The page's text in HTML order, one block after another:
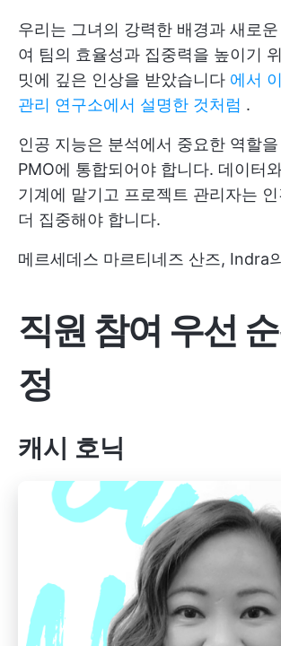
우리는 그녀의 강력한 배경과 새로
여 팀의 효율성과 집중력을 높이기
밋에 깊은 인상을 받았습니다 에서
관리 연구소에서 설명한 것처럼 .
인공 지능은 분석에서 중요한 역할
PMO에 통합되어야 합니다. 데이터
기계에 맡기고 프로젝트 관리자는
더 집중해야 합니다.
메르세데스 마르티네즈 산즈, Indra
직원 참여 우선
정
캐시 호닉